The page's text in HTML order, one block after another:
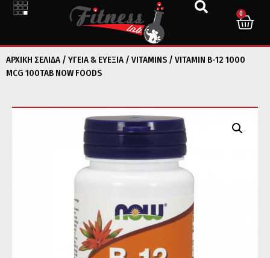
0
ΑΡΧΙΚΉ ΣΕΛΊΔΑ / ΥΓΕΙΑ & ΕΥΕΞΙΑ / VITAMINS / VITAMIN B-12 1000
MCG 100TAB NOW FOODS